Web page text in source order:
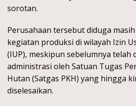
sorotan.
Perusahaan tersebut diduga
kegiatan produksi di wilayah Izin
(IUP), meskipun sebelumnya telah
administrasi oleh Satuan Tugas
Hutan (Satgas PKH) yang hingga
diselesaikan.